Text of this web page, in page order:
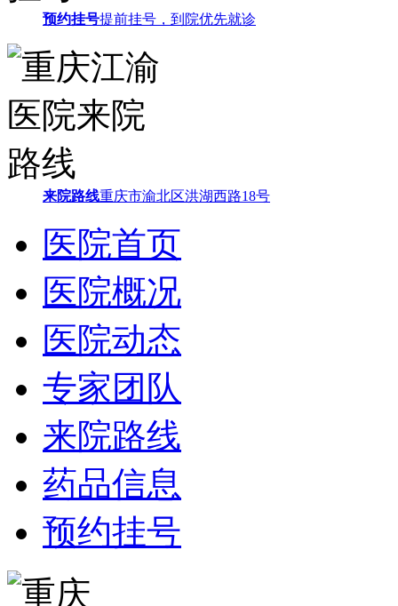
预约挂号提前挂号，到院优先就诊
来院路线重庆市渝北区洪湖西路18号
医院首页
医院概况
医院动态
专家团队
来院路线
药品信息
预约挂号